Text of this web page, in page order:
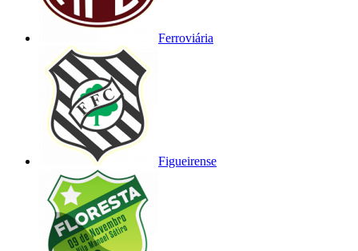
Ferroviária
Figueirense